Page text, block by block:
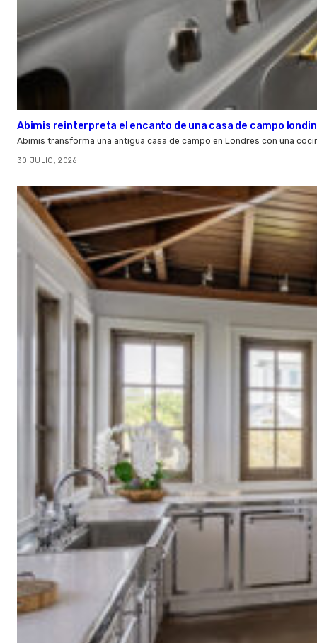
Abimis reinterpreta el encanto de una casa de campo
Abimis transforma una antigua casa de campo en Londres con una
30 JULIO, 2026